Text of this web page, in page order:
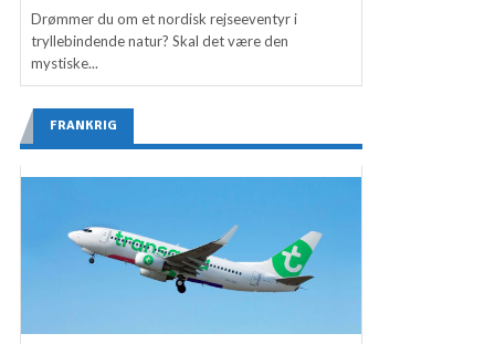
Drømmer du om et nordisk rejseeventyr i
tryllebindende natur? Skal det være den
mystiske...
FRANKRIG